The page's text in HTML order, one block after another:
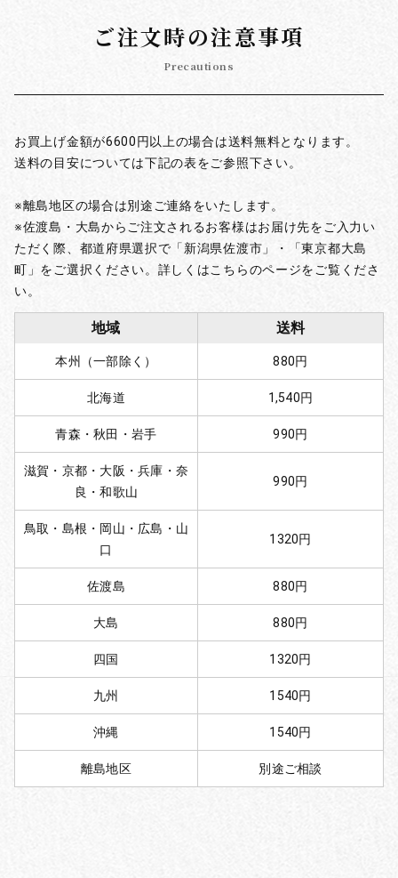
ご注文時の注意事項
Precautions
お買上げ金額が6600円以上の場合は送料無料となります。
送料の目安については下記の表をご参照下さい。
※離島地区の場合は別途ご連絡をいたします。
※佐渡島・大島からご注文されるお客様はお届け先をご入力い
ただく際、都道府県選択で「新潟県佐渡市」・「東京都大島
町」をご選択ください。詳しくはこちらのページをご覧くださ
い。
地域 送料
本州（一部除く） 880円
北海道 1,540円
青森・秋田・岩手 990円
滋賀・京都・大阪・兵庫・奈
良・和歌山
990円
鳥取・島根・岡山・広島・山
口
1320円
佐渡島 880円
大島 880円
四国 1320円
九州 1540円
沖縄 1540円
離島地区 別途ご相談